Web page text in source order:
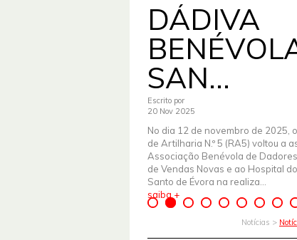
DÁDIVA
SAN...
Escrito por
20 Nov 2025
No dia 12 de novembro de 2025,
de Artilharia N.º 5 (RA5) voltou a
Associação Benévola de
de Vendas Novas e ao Hospital
Santo de Évora na realiza...
saiba +
Notícias >